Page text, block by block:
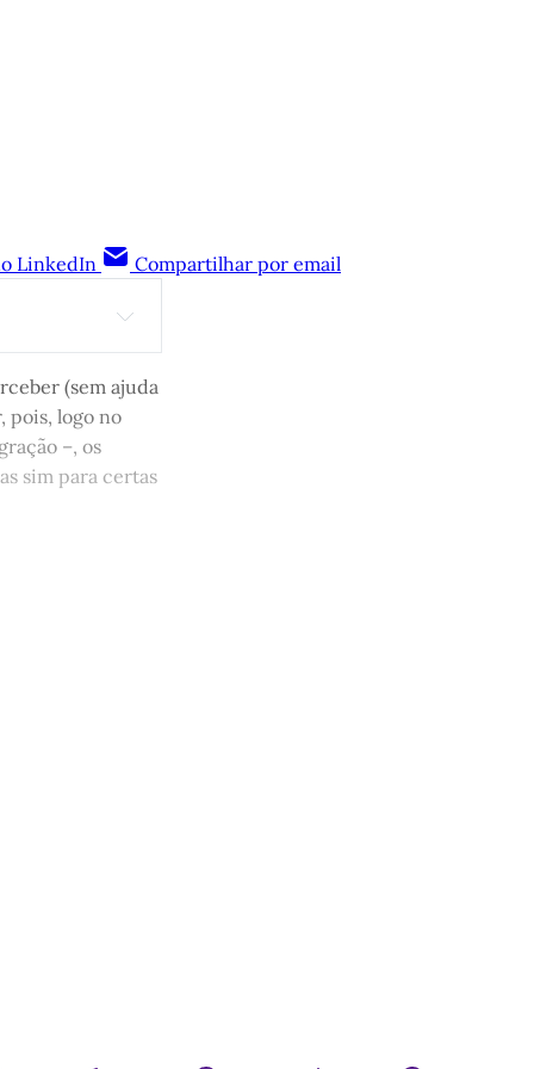
LinkedIn Compartilhar por email
com colegas,
Riccordi (sem ajuda
pois, logo no
–, os
sim para certas